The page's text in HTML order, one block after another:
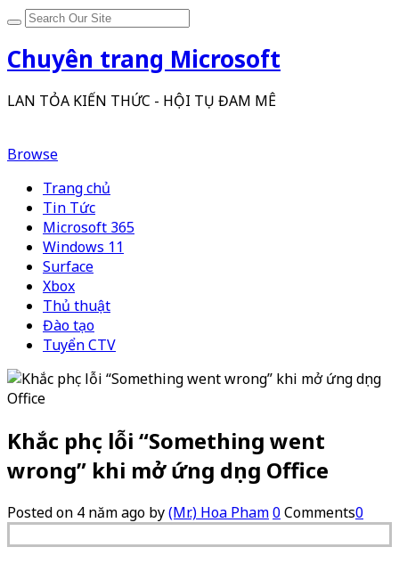
Chuyên trang Microsoft
LAN TỎA KIẾN THỨC - HỘI TỤ ĐAM MÊ
Browse
Trang chủ
Tin Tức
Microsoft 365
Windows 11
Surface
Xbox
Thủ thuật
Đào tạo
Tuyển CTV
Khắc phục lỗi “Something went
wrong” khi mở ứng dụng Office
Posted on 4 năm ago by(Mr.) Hoa Pham0Comments0